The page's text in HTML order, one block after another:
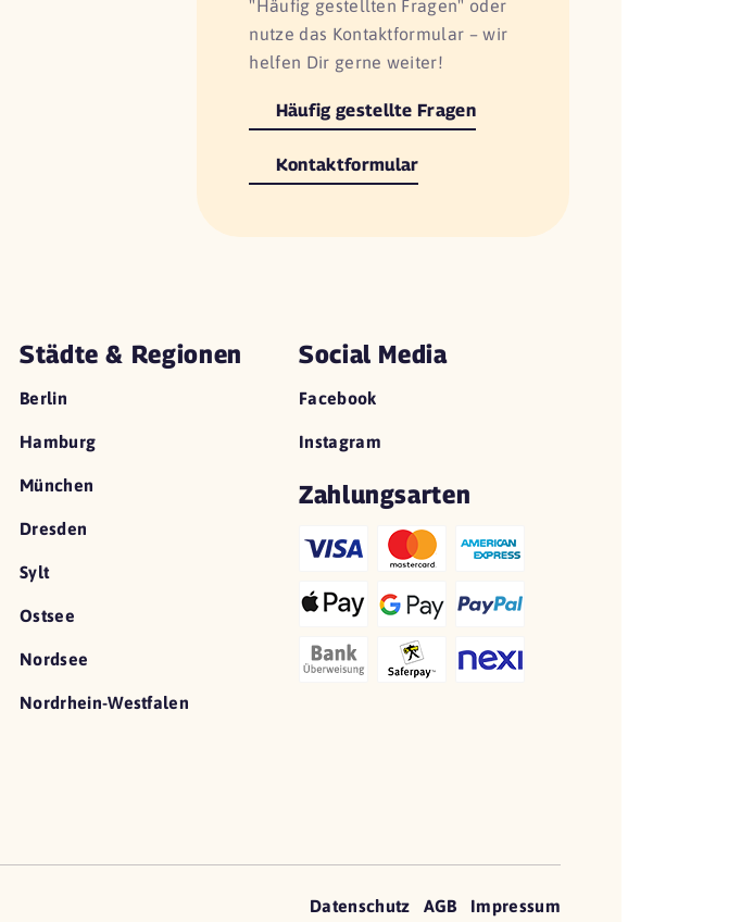
"Häufig gestellten Fragen" oder
nutze das Kontaktformular – wir
helfen Dir gerne weiter!
Häufig gestellte Fragen
Kontaktformular
Städte & Regionen
Berlin
Hamburg
München
Dresden
Sylt
Ostsee
Nordsee
Nordrhein-Westfalen
Social Media
Facebook
Instagram
Zahlungsarten
Datenschutz AGB Impressum